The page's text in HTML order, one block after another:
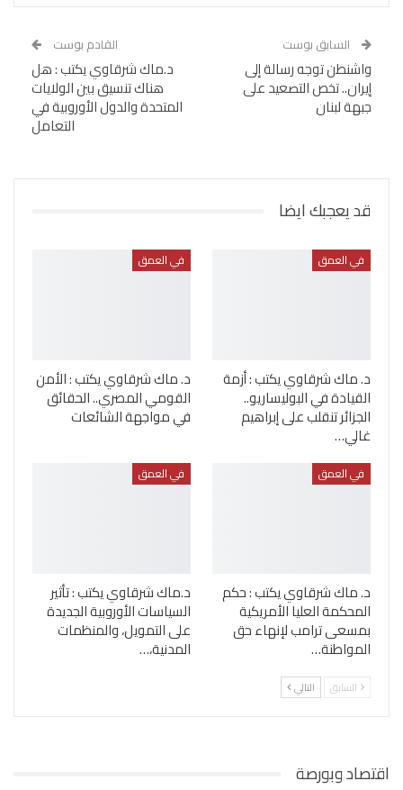
السابق بوست
واشنطن توجه رسالة إلى
إيران.. تخص التصعيد على
جبهة لبنان
القادم بوست
د.ماك شرقاوي يكتب : هل
هناك تنسيق بين الولايات
المتحدة والدول الأوروبية في
التعامل
قد يعجبك ايضا
في العمق
د. ماك شرقاوي يكتب : أزمة
القيادة في البوليساريو..
الجزائر تنقلب على إبراهيم
غالي…
في العمق
د. ماك شرقاوي يكتب : الأمن
القومي المصري.. الحقائق
في مواجهة الشائعات
في العمق
د. ماك شرقاوي يكتب : حكم
المحكمة العليا الأمريكية
بمسعى ترامب لإنهاء حق
المواطنة…
في العمق
د.ماك شرقاوي يكتب : تأثير
السياسات الأوروبية الجديدة
على التمويل، والمنظمات
المدنية،…
السابق التالي
اقتصاد وبورصة